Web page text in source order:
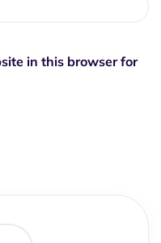
in this browser for